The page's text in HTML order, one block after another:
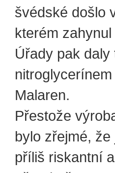
švédské došlo
kterém
Úřady pak
Malaren.
Přestože
bylo zřejmé,
příliš riskantní